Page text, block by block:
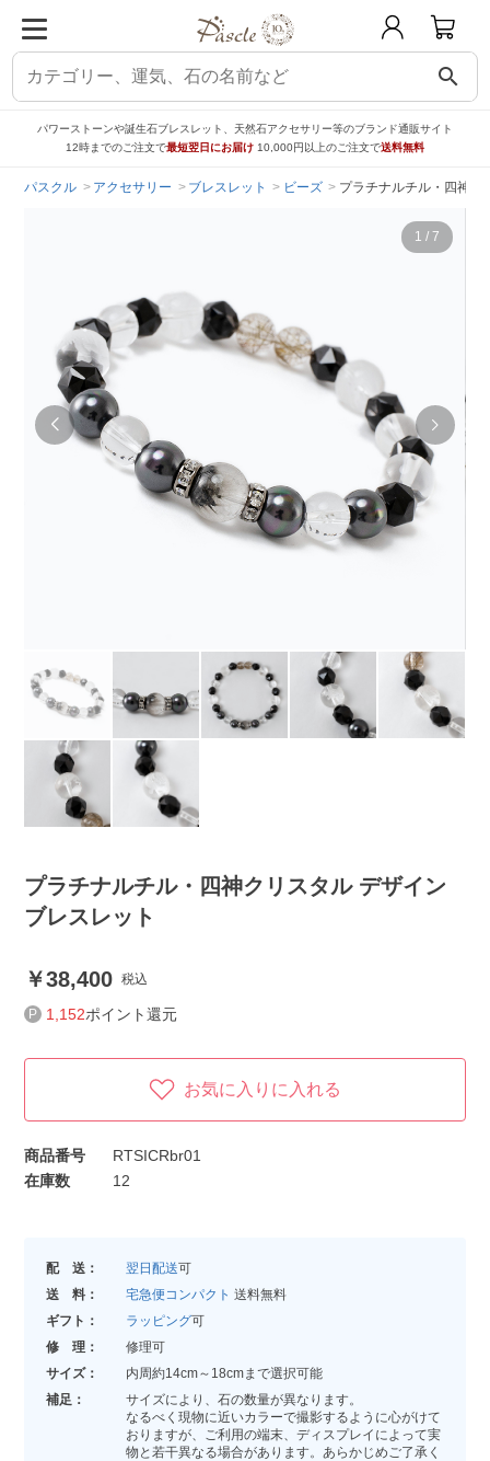
search
パワーストーンや誕生石ブレスレット、天然石アクセサリー等のブランド通販サイト
12時までのご注文で最短翌日にお届け 10,000円以上のご注文で送料無料
パスクル アクセサリー ブレスレット ビーズ プラチナルチル・四神ク
1 / 7
プラチナルチル・四神クリスタル デザイン
ブレスレット
38,400 税込
1,152ポイント還元
お気に入りに入れる
商品番号
RTSICRbr01
在庫数
12
配 送： 翌日配送可
送 料：
宅急便コンパクト 送料無料
ギフト：
ラッピング可
修 理：
修理可
サイズ：
内周約14cm～18cmまで選択可能
補足：
サイズにより、石の数量が異なります。
なるべく現物に近いカラーで撮影するように心がけて
おりますが、ご利用の端末、ディスプレイによって実
物と若干異なる場合があります。あらかじめご了承く